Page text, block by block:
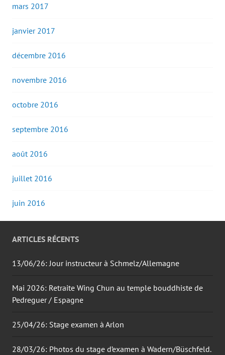
mars 2017
janvier 2017
décembre 2016
novembre 2016
octobre 2016
septembre 2016
août 2016
juillet 2016
juin 2016
ARTICLES RÉCENTS
13/06/26: Jour instructeur à Schmelz/Allemagne
Mai 2026: Retraite Wing Chun au temple bouddhiste de
Pedreguer / Espagne
25/04/26: Stage examen à Arlon
28/03/26: Photos du stage d’examen à Wadern/Büschfeld.